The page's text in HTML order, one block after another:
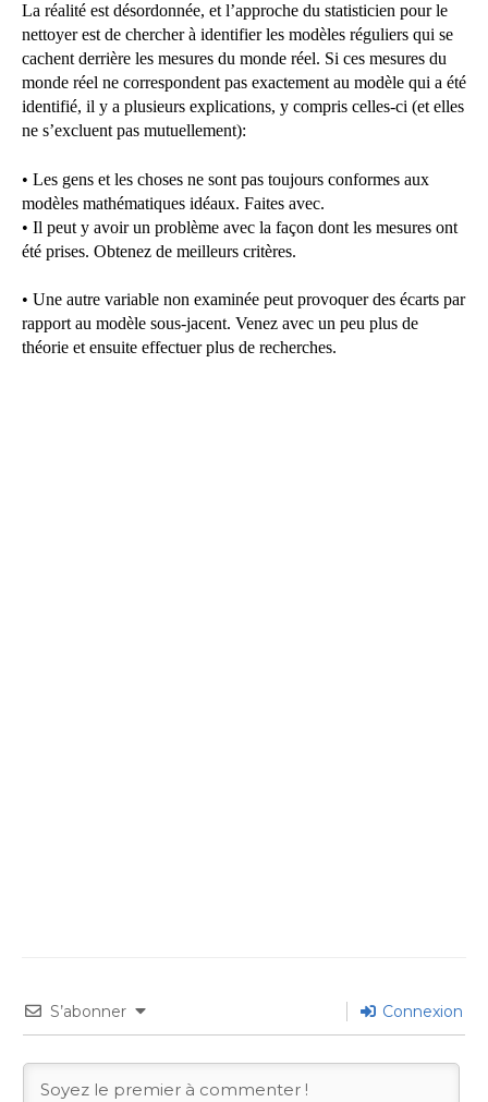
La réalité est désordonnée, et l’approche du statisticien pour le
nettoyer est de chercher à identifier les modèles réguliers qui se
cachent derrière les mesures du monde réel. Si ces mesures du
monde réel ne correspondent pas exactement au modèle qui a été
identifié, il y a plusieurs explications, y compris celles-ci (et elles
ne s’excluent pas mutuellement):
• Les gens et les choses ne sont pas toujours conformes aux
modèles mathématiques idéaux. Faites avec.
• Il peut y avoir un problème avec la façon dont les mesures ont
été prises. Obtenez de meilleurs critères.
• Une autre variable non examinée peut provoquer des écarts par
rapport au modèle sous-jacent. Venez avec un peu plus de
théorie et ensuite effectuer plus de recherches.
S’abonner Connexion